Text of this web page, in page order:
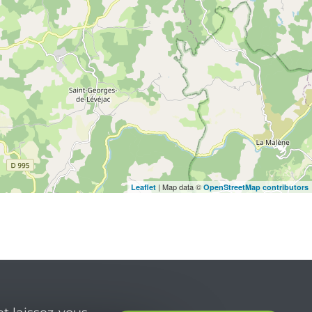
Leaflet | Map data © OpenStreetMap contributors